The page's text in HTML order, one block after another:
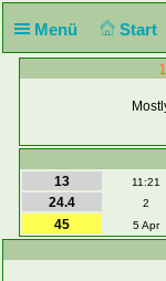
Menü Start
13
11:21
24.4
2
45
5 Apr